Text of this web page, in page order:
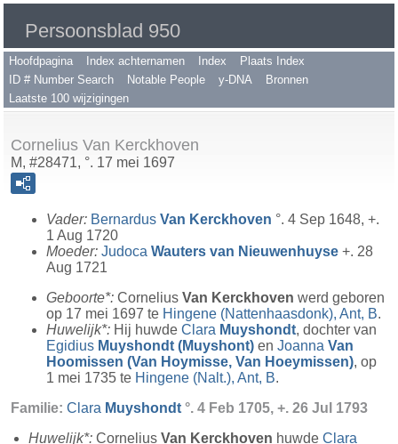
Persoonsblad 950
Hoofdpagina Index achternamen Index
Plaats Index
ID # Number Search
Notable People y-DNA
Bronnen
Laatste 100 wijzigingen
Cornelius Van Kerckhoven
M, #28471, °. 17 mei 1697
Vader: Bernardus Van Kerckhoven °. 4 Sep 1648, +.
1 Aug 1720
Moeder: Judoca Wauters van Nieuwenhuyse +. 28
Aug 1721
Geboorte*: Cornelius Van Kerckhoven werd geboren
op 17 mei 1697 te Hingene (Nattenhaasdonk), Ant, B.
Huwelijk*: Hij huwde Clara Muyshondt, dochter van
Egidius Muyshondt (Muyshont) en Joanna Van
Hoomissen (Van Hoymisse, Van Hoeymissen), op
1 mei 1735 te Hingene (Nalt.), Ant, B.
Familie: Clara Muyshondt °. 4 Feb 1705, +. 26 Jul 1793
Huwelijk*: Cornelius Van Kerckhoven huwde Clara